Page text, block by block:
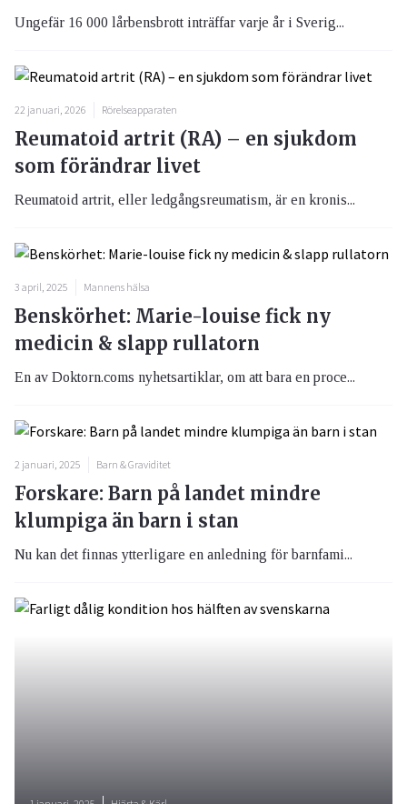
Ungefär 16 000 lårbensbrott inträffar varje år i Sverig...
22 januari, 2026 Rörelseapparaten
Reumatoid artrit (RA) – en sjukdom
som förändrar livet
Reumatoid artrit, eller ledgångsreumatism, är en kronis...
3 april, 2025 Mannens hälsa
Benskörhet: Marie-louise fick ny
medicin & slapp rullatorn
En av Doktorn.coms nyhetsartiklar, om att bara en proce...
2 januari, 2025 Barn & Graviditet
Forskare: Barn på landet mindre
klumpiga än barn i stan
Nu kan det finnas ytterligare en anledning för barnfami...